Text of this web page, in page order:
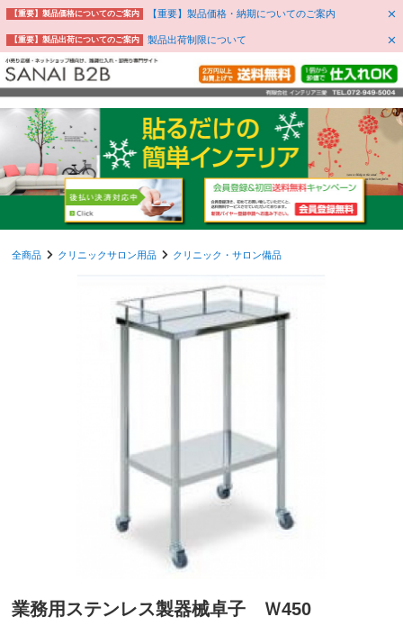
【重要】製品価格についてのご案内 【重要】製品価格・納期についてのご案内
【重要】製品出荷についてのご案内 製品出荷制限について
全商品 クリニックサロン用品 クリニック・サロン備品
業務用ステンレス製器械卓子 Ｗ450